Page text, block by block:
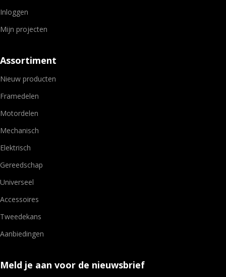
Inloggen
Mijn projecten
Assortiment
Nieuw producten
Framedelen
Motordelen
Mechanisch
Elektrisch
Gereedschap
Universeel
Accessoires
Tweedekans
Aanbiedingen
Meld je aan voor de nieuwsbrief